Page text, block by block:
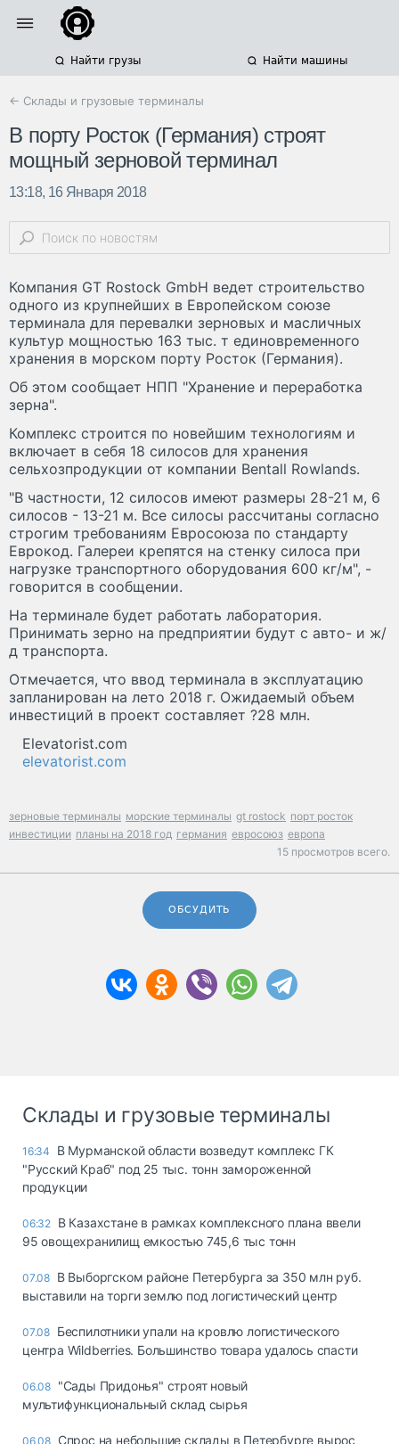
Найти грузы Найти машины
← Склады и грузовые терминалы
В порту Росток (Германия) строят
мощный зерновой терминал
13:18, 16 Января 2018
Компания GT Rostock GmbH ведет строительство
одного из крупнейших в Европейском союзе
терминала для перевалки зерновых и масличных
культур мощностью 163 тыс. т единовременного
хранения в морском порту Росток (Германия).
Об этом сообщает НПП "Хранение и переработка
зерна".
Комплекс строится по новейшим технологиям и
включает в себя 18 силосов для хранения
сельхозпродукции от компании Bentall Rowlands.
"В частности, 12 силосов имеют размеры 28-21 м, 6
силосов - 13-21 м. Все силосы рассчитаны согласно
строгим требованиям Евросоюза по стандарту
Еврокод. Галереи крепятся на стенку силоса при
нагрузке транспортного оборудования 600 кг/м", -
говорится в сообщении.
На терминале будет работать лаборатория.
Принимать зерно на предприятии будут с авто- и ж/
д транспорта.
Отмечается, что ввод терминала в эксплуатацию
запланирован на лето 2018 г. Ожидаемый объем
инвестиций в проект составляет ?28 млн.
Elevatorist.com
elevatorist.com
зерновые терминалы морские терминалы gt rostock порт росток
инвестиции планы на 2018 год германия евросоюз европа
15 просмотров всего.
ОБСУДИТЬ
Склады и грузовые терминалы
16:34
В Мурманской области возведут комплекс ГК
"Русский Краб" под 25 тыс. тонн замороженной
продукции
06:32 В Казахстане в рамках комплексного плана ввели
95 овощехранилищ емкостью 745,6 тыс тонн
07.08 В Выборгском районе Петербурга за 350 млн руб.
выставили на торги землю под логистический центр
07.08 Беспилотники упали на кровлю логистического
центра Wildberries. Большинство товара удалось спасти
06.08 "Сады Придонья" строят новый
мультифункциональный склад сырья
06.08 Спрос на небольшие склады в Петербурге вырос